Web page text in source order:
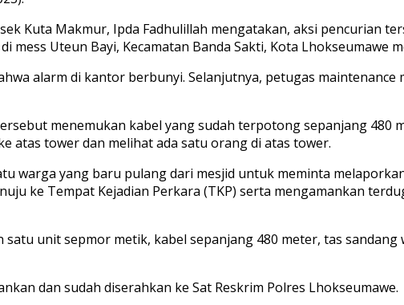
Kuta Makmur, Ipda Fadhulillah mengatakan, aksi pencurian
mess Uteun Bayi, Kecamatan Banda Sakti, Kota Lhokseumawe
alarm di kantor berbunyi. Selanjutnya, petugas maintenance
menemukan kabel yang sudah terpotong sepanjang 480
atas tower dan melihat ada satu orang di atas tower.
warga yang baru pulang dari mesjid untuk meminta
ke Tempat Kejadian Perkara (TKP) serta mengamankan
unit sepmor metik, kabel sepanjang 480 meter, tas
dan sudah diserahkan ke Sat Reskrim Polres Lhokseumawe.